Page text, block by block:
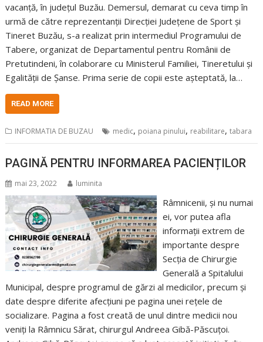
vacanță, în județul Buzău. Demersul, demarat cu ceva timp în
urmă de către reprezentanții Direcției Județene de Sport și
Tineret Buzău, s-a realizat prin intermediul Programului de
Tabere, organizat de Departamentul pentru Românii de
Pretutindeni, în colaborare cu Ministerul Familiei, Tineretului și
Egalității de Șanse. Prima serie de copii este așteptată, la…
READ MORE
INFORMATIA DE BUZAU medic, poiana pinului, reabilitare,tabara
PAGINĂ PENTRU INFORMAREA PACIENȚILOR
mai 23, 2022 luminita
Râmnicenii, și nu numai
ei, vor putea afla
informații extrem de
importante despre
Secția de Chirurgie
Generală a Spitalului
Municipal, despre programul de gărzi al medicilor, precum și
date despre diferite afecțiuni pe pagina unei rețele de
socializare. Pagina a fost creată de unul dintre medicii nou
veniți la Râmnicu Sărat, chirurgul Andreea Gibă-Păscuțoi.